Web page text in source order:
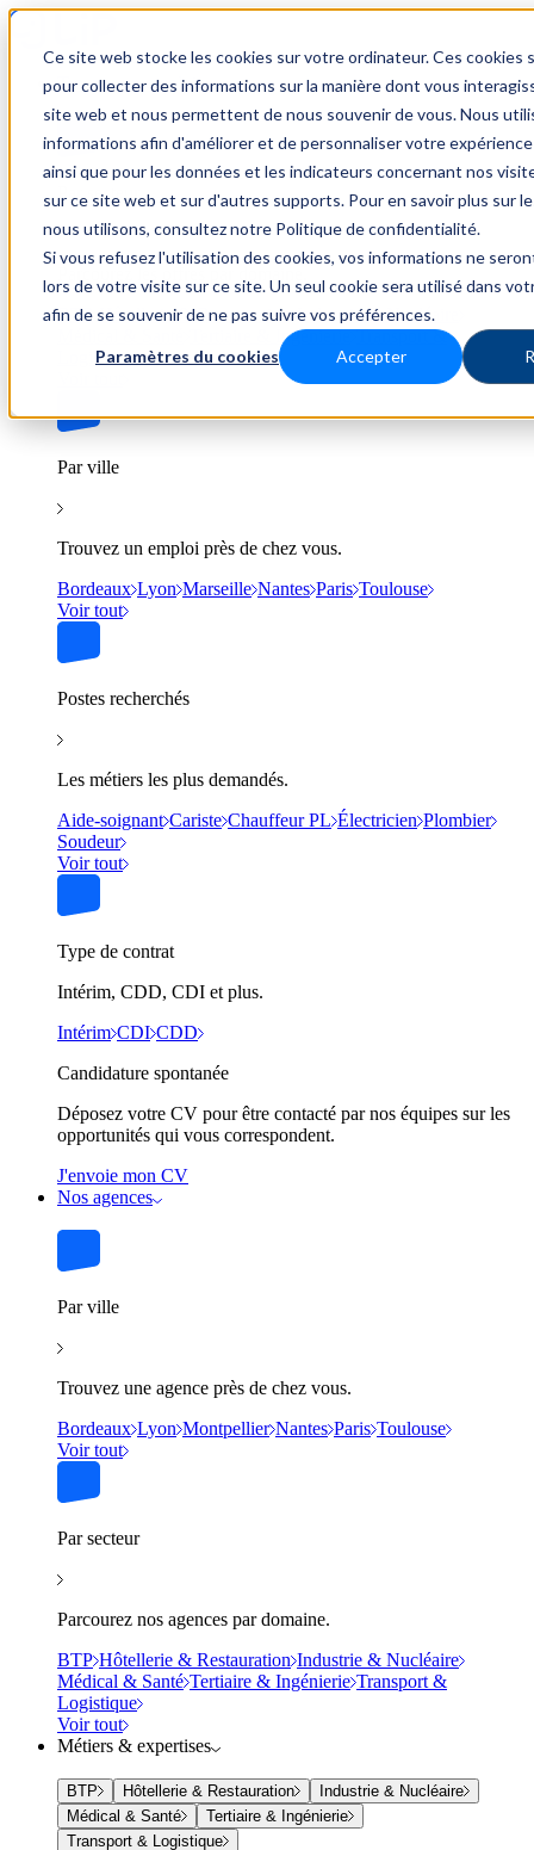
Ce site web stocke les cookies sur votre ordinateur. Ces cookies
pour collecter des informations sur la manière dont vous
site web et nous permettent de nous souvenir de vous. Nous
informations afin d'améliorer et de personnaliser votre
ainsi que pour les données et les indicateurs concernant nos
sur ce site web et sur d'autres supports. Pour en savoir plus sur
nous utilisons, consultez notre Politique de confidentialité.
Si vous refusez l'utilisation des cookies, vos informations ne
lors de votre visite sur ce site. Un seul cookie sera utilisé dans
afin de se souvenir de ne pas suivre vos préférences.
Paramètres du cookies Accepter
Trouver un emploi
Par secteur
BTP Hôtellerie & Restauration Industrie & Nucléaire
Tertiaire & Ingénierie Transport &
Logistique
Par ville
Trouvez un emploi près de chez vous.
Bordeaux Lyon Marseille Nantes Paris Toulouse
Voir tout
Postes recherchés
Les métiers les plus demandés.
Aide-soignant Cariste Chauffeur PL Électricien Plombier
Soudeur
Voir tout
Type de contrat
Intérim, CDD, CDI et plus.
Intérim CDI CDD
Candidature spontanée
Déposez votre CV pour être contacté par nos équipes sur les
opportunités qui vous correspondent.
J'envoie mon CV
Nos agences
Par ville
Trouvez une agence près de chez vous.
Bordeaux Lyon Montpellier Nantes Paris Toulouse
Voir tout
Par secteur
Parcourez nos agences par domaine.
BTP Hôtellerie & Restauration Industrie & Nucléaire
Médical & Santé Tertiaire & Ingénierie Transport &
Logistique
Voir tout
Métiers & expertises
BTP Hôtellerie & Restauration
Industrie & Nucléaire
Médical & Santé
Tertiaire & Ingénierie
Transport & Logistique